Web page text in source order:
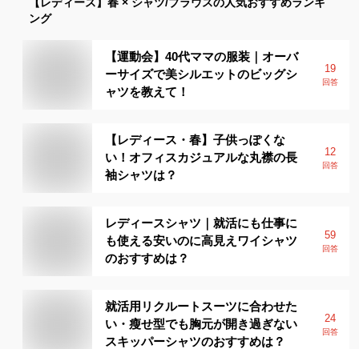
ング
【運動会】40代ママの服装｜オーバ
ーサイズで美シルエットのビッグシ
ャツを教えて！
19
回答
【レディース・春】子供っぽくな
い！オフィスカジュアルな丸襟の長
袖シャツは？
12
回答
レディースシャツ｜就活にも仕事に
も使える安いのに高見えワイシャツ
のおすすめは？
59
回答
就活用リクルートスーツに合わせた
い・瘦せ型でも胸元が開き過ぎない
スキッパーシャツのおすすめは？
24
回答